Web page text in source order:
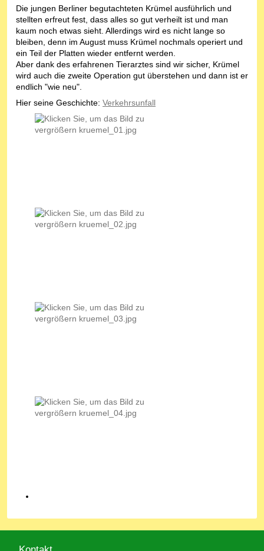
Die jungen Berliner begutachteten Krümel ausführlich und
stellten erfreut fest, dass alles so gut verheilt ist und man
kaum noch etwas sieht. Allerdings wird es nicht lange so
bleiben, denn im August muss Krümel nochmals operiert und
ein Teil der Platten wieder entfernt werden.
Aber dank des erfahrenen Tierarztes sind wir sicher, Krümel
wird auch die zweite Operation gut überstehen und dann ist er
endlich "wie neu".
Hier seine Geschichte: Verkehrsunfall